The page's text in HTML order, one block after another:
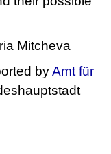
Mitcheva
byAmt für